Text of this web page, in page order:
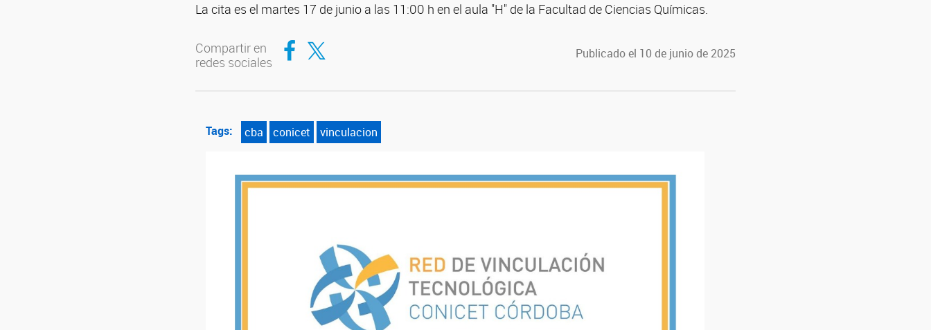
La cita es el martes 17 de junio a las 11:00 h en el aula "H" de la Facultad de Ciencias Químicas.
Compartir en
redes sociales
Compartir en Facebook
Compartir en Twitter Publicado el 10 de junio de 2025
Tags: cba conicet vinculacion